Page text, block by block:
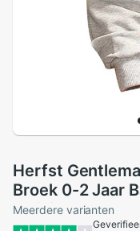
Herfst
Broek 0-2 Jaar
Meisjes Broek
Meerdere varianten